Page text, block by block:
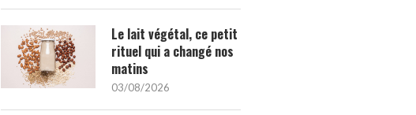
Le lait végétal, ce petit
rituel qui a changé nos
matins
03/08/2026